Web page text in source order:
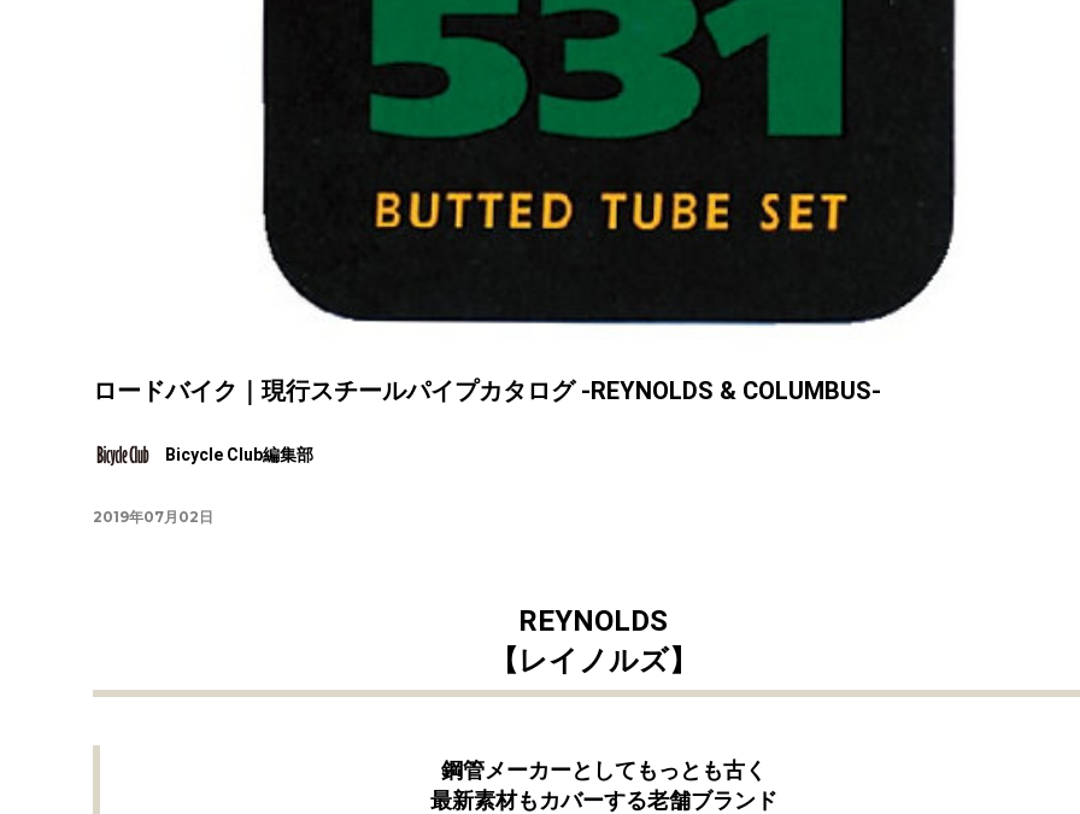
ロードバイク｜現行スチールパイプカタログ -REYNOLDS & COLUMBUS-
Bicycle Club編集部
2019年07月02日
REYNOLDS
【レイノルズ】
鋼管メーカーとしてもっとも古く
最新素材もカバーする老舗ブランド